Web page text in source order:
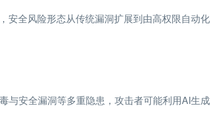
安全风险形态从传统漏洞扩展到由高权限自动
与安全漏洞等多重隐患，攻击者可能利用AI生